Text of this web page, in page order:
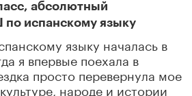
абсолютный
испанскому языку
языку началась в
я впервые поехала в
просто перевернула мое
народе и истории